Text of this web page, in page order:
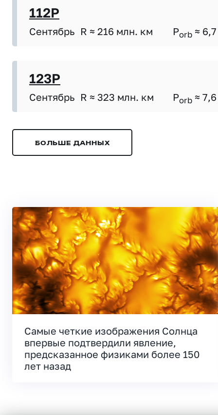
112P
Сентябрь R ≈ 216 млн. км Porb ≈ 6,7
123P
Сентябрь R ≈ 323 млн. км Porb ≈ 7,6
БОЛЬШЕ ДАННЫХ
Самые четкие изображения Солнца
впервые подтвердили явление,
предсказанное физиками более 150
лет назад